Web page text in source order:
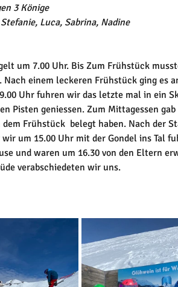
3 Könige
Luca, Sabrina, Nadine
um 7.00 Uhr. Bis Zum Frühstück
Nach einem leckeren Frühstück ging es
Uhr fuhren wir das letzte mal in ein
Pisten geniessen. Zum Mittagessen
Frühstück  belegt haben. Nach der
wir um 15.00 Uhr mit der Gondel ins Tal
und waren um 16.30 von den Eltern
verabschiedeten wir uns.